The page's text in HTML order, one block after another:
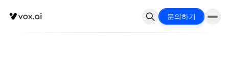
문의하기